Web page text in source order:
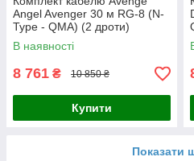
Angel Avenger 30 м RG-8 (N-
Type - QMA) (2 дроти)
В наявності
8 761 ₴ 10 850 ₴
Купити
Показати